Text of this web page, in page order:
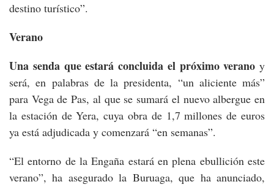
destino turístico”.
Verano
Una senda que estará concluida el próximo verano y
será, en palabras de la presidenta, “un aliciente más”
para Vega de Pas, al que se sumará el nuevo albergue en
la estación de Yera, cuya obra de 1,7 millones de euros
ya está adjudicada y comenzará “en semanas”.
“El entorno de la Engaña estará en plena ebullición este
verano”, ha asegurado la Buruaga, que ha anunciado,